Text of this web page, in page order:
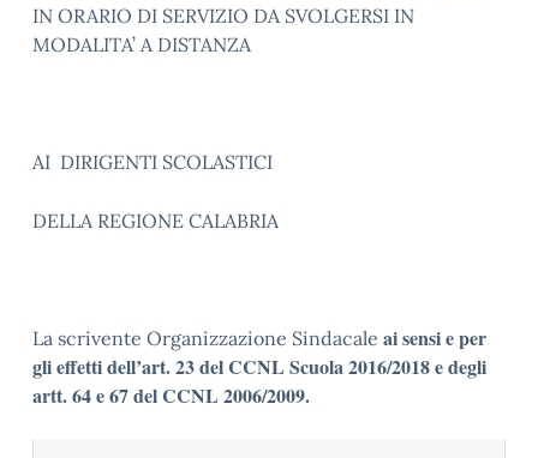
IN ORARIO DI SERVIZIO DA SVOLGERSI IN
MODALITA’ A DISTANZA
AI DIRIGENTI SCOLASTICI
DELLA REGIONE CALABRIA
La scrivente Organizzazione Sindacale ai sensi e per
gli effetti dell’art. 23 del CCNL Scuola 2016/2018 e degli
artt. 64 e 67 del CCNL 2006/2009.